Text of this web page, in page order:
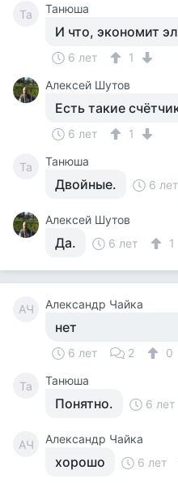
Та Танюша
И что, экономит
6 лет
1
Алексей Шутов
Есть такие
6 лет 1
Та Танюша
Двойные. 6 лет
Алексей Шутов
Да. 6 лет 1
АЧ Александр Чайка
нет
6 лет 2 0
Та Танюша
Понятно. 6 лет
АЧ Александр Чайка
хорошо 6 лет